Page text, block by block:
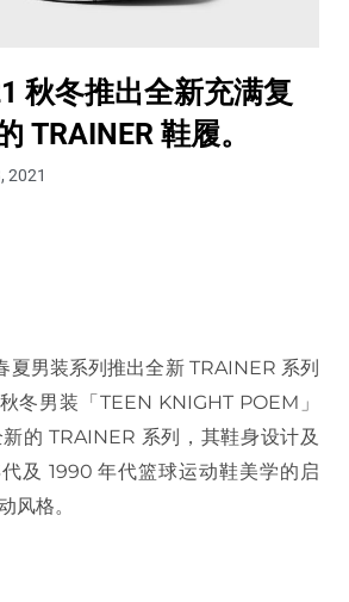
秋冬推出全新充满复
TRAINER 鞋履。
2021
夏男装系列推出全新 TRAINER 系列
冬男装「TEEN KNIGHT POEM」
的 TRAINER 系列，其鞋身设计及
及 1990 年代篮球运动鞋美学的启
风格。